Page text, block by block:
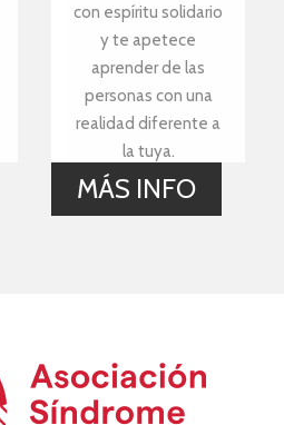
con espíritu solidario
y te apetece
aprender de las
personas con una
realidad diferente a
la tuya.
MÁS INFO